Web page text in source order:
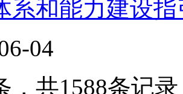
系和能力建设
04
，共1588条记